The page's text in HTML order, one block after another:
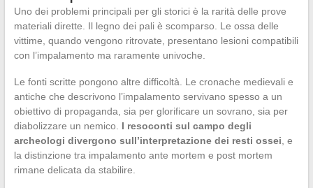
Uno dei problemi principali per gli storici è la rarità delle prove
materiali dirette. Il legno dei pali è scomparso. Le ossa delle
vittime, quando vengono ritrovate, presentano lesioni compatibili
con l’impalamento ma raramente univoche.
Le fonti scritte pongono altre difficoltà. Le cronache medievali e
antiche che descrivono l’impalamento servivano spesso a un
obiettivo di propaganda, sia per glorificare un sovrano, sia per
diabolizzare un nemico. I resoconti sul campo degli
archeologi divergono sull’interpretazione dei resti ossei, e
la distinzione tra impalamento ante mortem e post mortem
rimane delicata da stabilire.